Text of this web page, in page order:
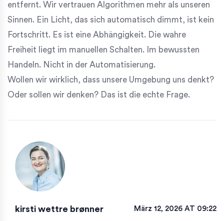
entfernt. Wir vertrauen Algorithmen mehr als unseren
Sinnen. Ein Licht, das sich automatisch dimmt, ist kein
Fortschritt. Es ist eine Abhängigkeit. Die wahre
Freiheit liegt im manuellen Schalten. Im bewussten
Handeln. Nicht in der Automatisierung.
Wollen wir wirklich, dass unsere Umgebung uns denkt?
Oder sollen wir denken? Das ist die echte Frage.
kirsti wettre brønner März 12, 2026 AT 09:22